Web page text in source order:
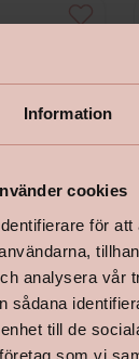
Information
cookies
för att
analysera vår
sådana
till de
som vi
55 -